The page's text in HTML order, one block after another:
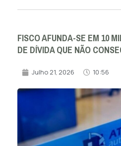
FISCO AFUNDA-SE EM 10
DE DÍVIDA QUE NÃO
Julho 21, 2026 10:56